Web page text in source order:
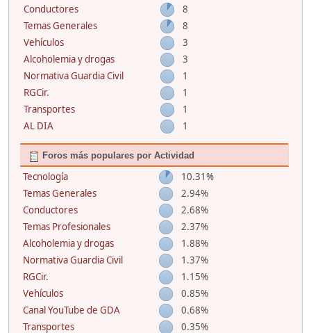
Conductores
8
Temas Generales
8
Vehículos
3
Alcoholemia y drogas
3
Normativa Guardia Civil
1
RGCir.
1
Transportes
1
AL DIA
1
Foros más populares por Actividad
Tecnología
10.31%
Temas Generales
2.94%
Conductores
2.68%
Temas Profesionales
2.37%
Alcoholemia y drogas
1.88%
Normativa Guardia Civil
1.37%
RGCir.
1.15%
Vehículos
0.85%
Canal YouTube de GDA
0.68%
Transportes
0.35%